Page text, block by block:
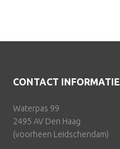
Footer
CONTACT INFORMATIE
Waterpas 99
2495 AV Den Haag
(voorheen Leidschendam)